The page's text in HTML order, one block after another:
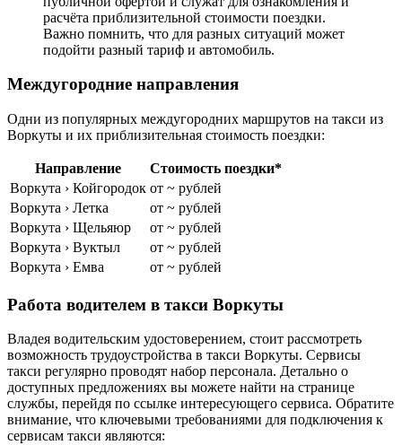
расчёта приблизительной стоимости поездки.
Важно помнить, что для разных ситуаций может
подойти разный тариф и автомобиль.
Междугородние направления
Одни из популярных междугородних маршрутов на такси из
Воркуты и их приблизительная стоимость поездки:
Направление
Стоимость поездки*
Воркута › Койгородок от ~ рублей
Воркута › Летка
от ~ рублей
Воркута › Щельяюр
от ~ рублей
Воркута › Вуктыл
от ~ рублей
Воркута › Емва
от ~ рублей
Работа водителем в такси Воркуты
Владея водительским удостоверением, стоит рассмотреть
возможность трудоустройства в такси Воркуты. Сервисы
такси регулярно проводят набор персонала. Детально о
доступных предложениях вы можете найти на странице
службы, перейдя по ссылке интересующего сервиса. Обратите
внимание, что ключевыми требованиями для подключения к
сервисам такси являются: